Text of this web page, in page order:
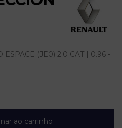
ESPACE (JE0) 2.0 CAT | 0.96 -
ao carrinho